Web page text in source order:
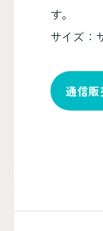
す。
サイズ：
通信販